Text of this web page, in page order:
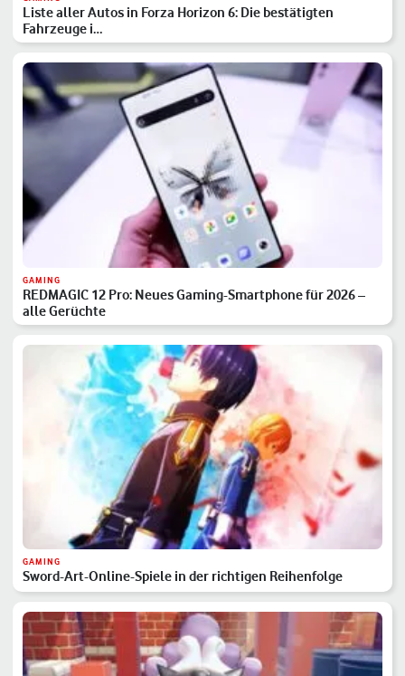
Liste aller Autos in Forza Horizon 6: Die bestätigten
Fahrzeuge i…
GAMING
REDMAGIC 12 Pro: Neues Gaming-Smartphone für 2026 –
alle Gerüchte
GAMING
Sword-Art-Online-Spiele in der richtigen Reihenfolge